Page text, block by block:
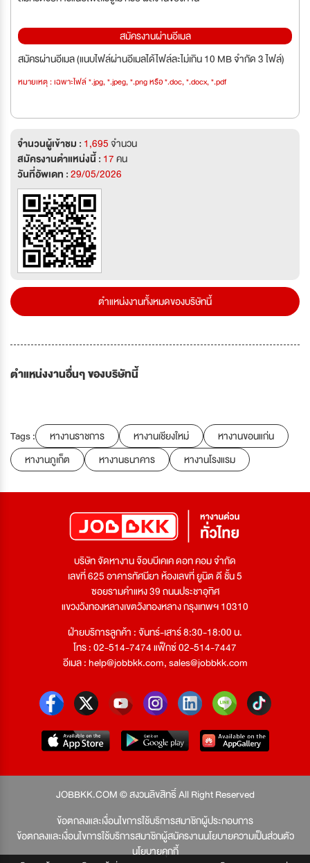
สมัครงานผ่านอีเมล
สมัครผ่านอีเมล (แนบไฟล์ผ่านอีเมลได้ไฟล์ละไม่เกิน 10 MB จำกัด 3 ไฟล์)
หมายเหตุ : เฉพาะไฟล์ *.jpg, *.jpeg, *.png หรือ *.doc, *.docx, *.pdf
จำนวนผู้เข้าชม : 1,695จำนวน
สมัครงานตำแหน่งนี้ : 17คน
วันที่อัพเดท :29/05/2026
ตำแหน่งงานทั้งหมดของบริษัทนี้
ตำแหน่งงานอื่นๆ ของบริษัทนี้
Tags : หางานราชการ หางานเชียงใหม่
หางานขอนแก่น
หางานภูเก็ต
หางานธนาคาร หางานโรงแรม
บริษัท จัดหางาน จ๊อบบีเคเค ดอท คอม จำกัด
เลขที่ 625 อาคารทัศนียา ห้องเลขที่ ยูนิต ดี ชั้น 5
ซอยรามคำแหง 39 ถนนประชาอุทิศ
แขวงวังทองหลางเขตวังทองหลาง กรุงเทพฯ 10310
ฝ่ายบริการลูกค้า : จันทร์-เสาร์ 8:30-18:00 น.
โทร : 02-514-7474 แฟ็กซ์ 02-514-7447
อีเมล :help@jobbkk.com,sales@jobbkk.com
JOBBKK.COM © สงวนลิขสิทธิ์ All Right Reserved
ข้อตกลงและเงื่อนไขการใช้บริการสมาชิกผู้ประกอบการ
ข้อตกลงและเงื่อนไขการใช้บริการสมาชิกผู้สมัครงานนโยบายความเป็นส่วนตัว
นโยบายคุกกี้